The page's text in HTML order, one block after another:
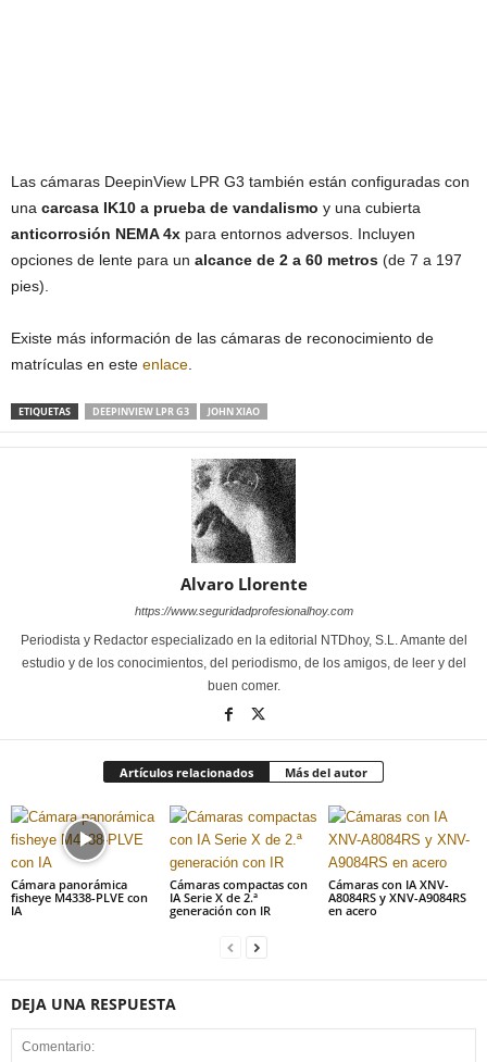
Las cámaras DeepinView LPR G3 también están configuradas con
una carcasa IK10 a prueba de vandalismo y una cubierta
anticorrosión NEMA 4x para entornos adversos. Incluyen
opciones de lente para un alcance de 2 a 60 metros (de 7 a 197
pies).
Existe más información de las cámaras de reconocimiento de
matrículas en este enlace
ETIQUETAS DEEPINVIEW LPR G3 JOHN XIAO
Alvaro Llorente
https://www.seguridadprofesionalhoy.com
Periodista y Redactor especializado en la editorial NTDhoy, S.L. Amante del
estudio y de los conocimientos, del periodismo, de los amigos, de leer y del
buen comer.
Artículos relacionados Más del autor
Cámara panorámica
fisheye M4338-PLVE con
IA
Cámaras compactas con
IA Serie X de 2.ª
generación con IR
Cámaras con IA XNV-
A8084RS y XNV-A9084RS
en acero
DEJA UNA RESPUESTA